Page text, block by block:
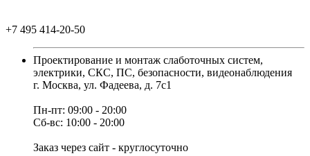
+7 495 414-20-50
Проектирование и монтаж слаботочных систем,
электрики, СКС, ПС, безопасности, видеонаблюдения
г. Москва, ул. Фадеева, д. 7с1
Пн-пт: 09:00 - 20:00
Сб-вс: 10:00 - 20:00
Заказ через сайт - круглосуточно